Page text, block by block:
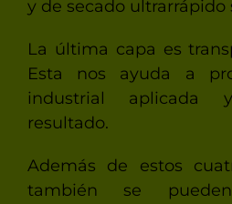
y de secado ultrarrápido
La última capa es
Esta nos ayuda a
industrial aplicada
resultado.
Además de estos
también se